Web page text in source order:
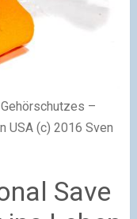
–
USA (c) 2016 Sven
Save